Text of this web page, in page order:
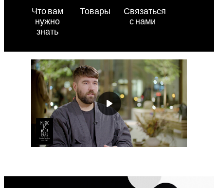
Что вам
нужно
знать
Товары
Связаться
с нами